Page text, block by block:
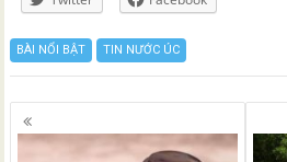
BÀI NỔI BẬT TIN NƯỚC ÚC
Posts
navigation